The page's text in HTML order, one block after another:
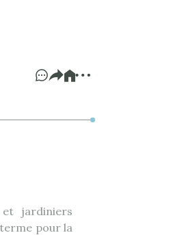
jardiniers
pour la